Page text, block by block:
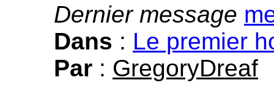
Dernier message
Dans : Le premier
Par : GregoryDreaf